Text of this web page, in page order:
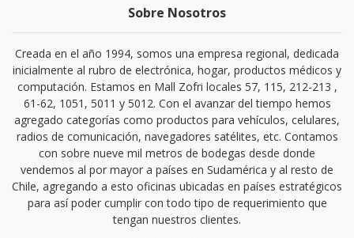
Sobre Nosotros
Creada en el año 1994, somos una empresa regional, dedicada
inicialmente al rubro de electrónica, hogar, productos médicos y
computación. Estamos en Mall Zofri locales 57, 115, 212-213 ,
61-62, 1051, 5011 y 5012. Con el avanzar del tiempo hemos
agregado categorías como productos para vehículos, celulares,
radios de comunicación, navegadores satélites, etc. Contamos
con sobre nueve mil metros de bodegas desde donde
vendemos al por mayor a países en Sudamérica y al resto de
Chile, agregando a esto oficinas ubicadas en países estratégicos
para así poder cumplir con todo tipo de requerimiento que
tengan nuestros clientes.